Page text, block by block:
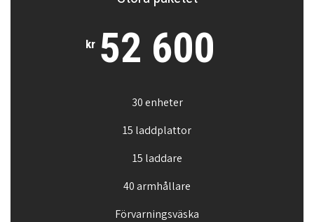
kr 52 600
30 enheter
15 laddplattor
15 laddare
40 armhållare
Förvarningsväska